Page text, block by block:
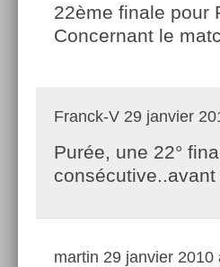
22ème finale pour
Concernant le
Franck-V 29 janvier
Purée, une 22°
martin 29 janvier 2010